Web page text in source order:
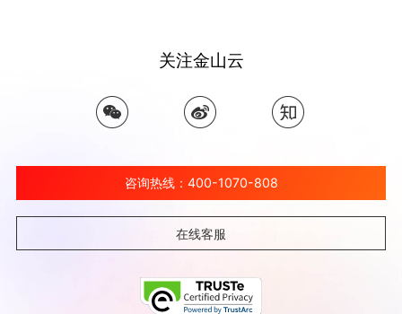
关注金山云
咨询热线：400-1070-808
在线客服